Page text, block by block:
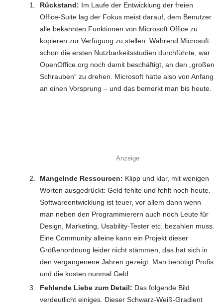
Rückstand: Im Laufe der Entwicklung der freien
Office-Suite lag der Fokus meist darauf, dem Benutzer
alle bekannten Funktionen von Microsoft Office zu
kopieren zur Verfügung zu stellen. Während Microsoft
schon die ersten Nutzbarkeitsstudien durchführte, war
OpenOffice.org noch damit beschäftigt, an den „großen
Schrauben“ zu drehen. Microsoft hatte also von Anfang
an einen Vorsprung – und das bemerkt man bis heute.
Anzeige
Mangelnde Ressourcen: Klipp und klar, mit wenigen
Worten ausgedrückt: Geld fehlte und fehlt noch heute.
Softwareentwicklung ist teuer, vor allem dann wenn
man neben den Programmierern auch noch Leute für
Design, Marketing, Usability-Tester etc. bezahlen muss.
Eine Community alleine kann ein Projekt dieser
Größenordnung leider nicht stämmen, das hat sich in
den vergangenene Jahren gezeigt. Man benötigt Profis
und die kosten nunmal Geld.
Fehlende Liebe zum Detail: Das folgende Bild
verdeutlicht einiges. Dieser Schwarz-Weiß-Gradient